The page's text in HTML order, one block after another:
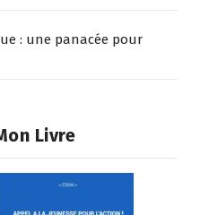
: une panacée pour
Livre